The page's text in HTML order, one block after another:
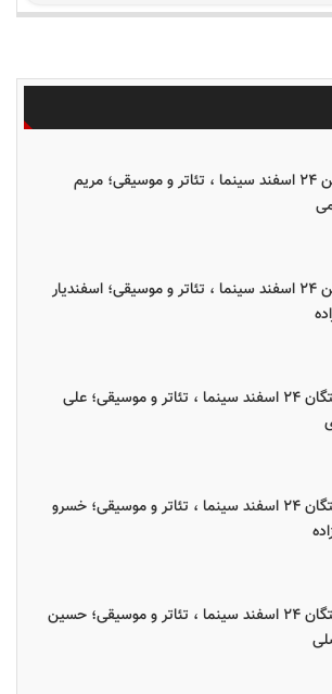
متولدین ۲۴ اسفند سینما ، تئاتر و موسیقی؛ مریم
متولدین ۲۴ اسفند سینما ، تئاتر و موسیقی؛ اسفندیار
درگذشتگان ۲۴ اسفند سینما ، تئاتر و موسیقی؛ علی
درگذشتگان ۲۴ اسفند سینما ، تئاتر و موسیقی؛ خسرو
درگذشتگان ۲۴ اسفند سینما ، تئاتر و موسیقی؛ حسین